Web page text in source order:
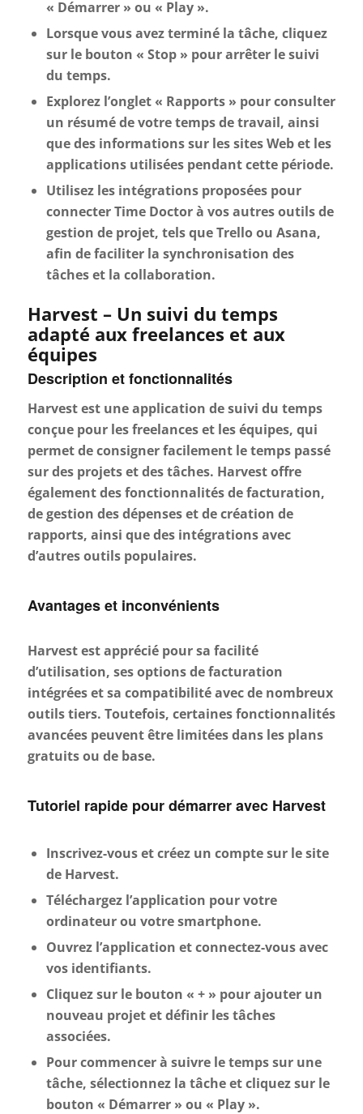
« Démarrer » ou « Play ».
Lorsque vous avez terminé la tâche, cliquez
sur le bouton « Stop » pour arrêter le suivi
du temps.
Explorez l’onglet « Rapports » pour consulter
un résumé de votre temps de travail, ainsi
que des informations sur les sites Web et les
applications utilisées pendant cette période.
Utilisez les intégrations proposées pour
connecter Time Doctor à vos autres outils de
gestion de projet, tels que Trello ou Asana,
afin de faciliter la synchronisation des
tâches et la collaboration.
Harvest – Un suivi du temps
adapté aux freelances et aux
équipes
Description et fonctionnalités
Harvest est une application de suivi du temps
conçue pour les freelances et les équipes, qui
permet de consigner facilement le temps passé
sur des projets et des tâches. Harvest offre
également des fonctionnalités de facturation,
de gestion des dépenses et de création de
rapports, ainsi que des intégrations avec
d’autres outils populaires.
Avantages et inconvénients
Harvest est apprécié pour sa facilité
d’utilisation, ses options de facturation
intégrées et sa compatibilité avec de nombreux
outils tiers. Toutefois, certaines fonctionnalités
avancées peuvent être limitées dans les plans
gratuits ou de base.
Tutoriel rapide pour démarrer avec Harvest
Inscrivez-vous et créez un compte sur le site
de Harvest.
Téléchargez l’application pour votre
ordinateur ou votre smartphone.
Ouvrez l’application et connectez-vous avec
vos identifiants.
Cliquez sur le bouton « + » pour ajouter un
nouveau projet et définir les tâches
associées.
Pour commencer à suivre le temps sur une
tâche, sélectionnez la tâche et cliquez sur le
bouton « Démarrer » ou « Play ».